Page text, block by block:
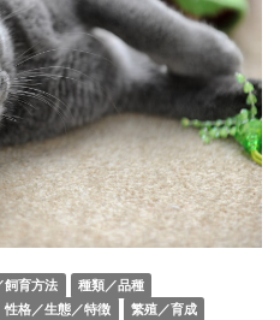
飼育方法
種類／品種
性格／生態／特徴
繁殖／育成